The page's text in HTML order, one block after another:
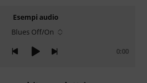
Esempi audio
Blues Off/On
0:00